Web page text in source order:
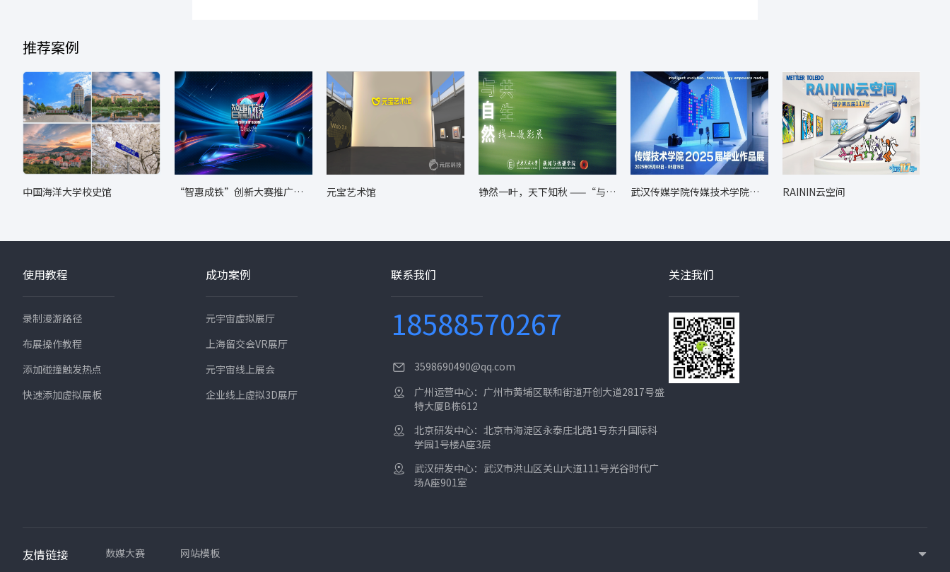
推荐案例
中国海洋大学校史馆
“智惠成铁”创新大赛推广转
元宝艺术馆
铮然一叶，天下知秋 ——“与自
武汉传媒学院传媒技术学院毕
RAININ云空间
使用教程
录制漫游路径
布展操作教程
添加碰撞触发热点
快速添加虚拟展板
成功案例
元宇宙虚拟展厅
上海留交会VR展厅
元宇宙线上展会
企业线上虚拟3D展厅
联系我们
18588570267
3598690490@qq.com
广州运营中心：广州市黄埔区联和街道开创大道2817号盛
特大厦B栋612
北京研发中心：北京市海淀区永泰庄北路1号东升国际科
学园1号楼A座3层
武汉研发中心：武汉市洪山区关山大道111号光谷时代广
场A座901室
关注我们
友情链接 数媒大赛 网站模板